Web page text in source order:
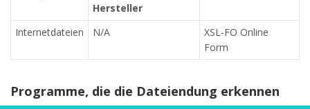
Hersteller
Internetdateien N/A
XSL-FO Online
Form
Programme, die die Dateiendung erkennen